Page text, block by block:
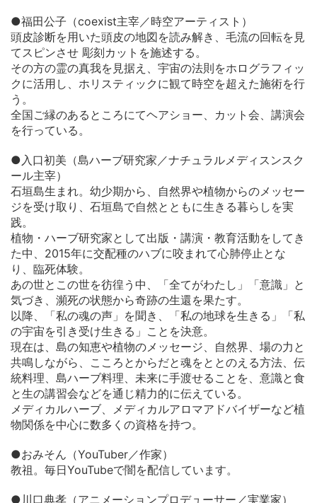
●福田公子（coexist主宰／時空アーティスト）
頭皮診断を用いた頭皮の地図を読み解き、毛流の回転を見
てスピンさせ 彫刻カットを施述する。
その方の霊の真我を見据え、宇宙の法則をホログラフィッ
クに活用し、ホリスティックに観て時空を超えた施術を行
う。
全国ご縁のあるところにてヘアショー、カット会、講演会
を行っている。
●入口初美（島ハーブ研究家／ナチュラルメディスンスク
ール主宰）
石垣島生まれ。幼少期から、自然界や植物からのメッセー
ジを受け取り、石垣島で自然とともに生きる暮らしを実
践。
植物・ハーブ研究家として出版・講演・教育活動をしてき
た中、2015年に交配種のハブに咬まれて心肺停止とな
り、臨死体験。
あの世とこの世を彷徨う中、「全てがわたし」「意識」と
気づき、瀕死の状態から奇跡の生還を果たす。
以降、「私の魂の声」を聞き、「私の地球を生きる」「私
の宇宙を引き受け生きる」ことを決意。
現在は、島の知恵や植物のメッセージ、自然界、場の力と
共鳴しながら、こころとからだと魂をととのえる方法、伝
統料理、島ハーブ料理、未来に手渡せることを、意識と食
と生の講習会などを通じ精力的に伝えている。
メディカルハーブ、メディカルアロマアドバイザーなど植
物関係を中心に数多くの資格を持つ。
●おみそん（YouTuber／作家）
教祖。毎日YouTubeで闇を配信しています。
●川口典孝（アニメーションプロデューサー／実業家）